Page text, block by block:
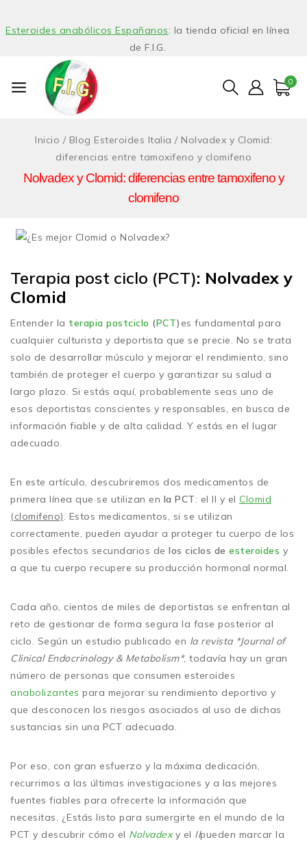
Esteroides anabólicos Españanos: la tienda oficial en línea
de F.I.G.
0
Inicio / Blog Esteroides Italia / Nolvadex y Clomid:
diferencias entre tamoxifeno y clomifeno
Nolvadex y Clomid: diferencias entre tamoxifeno y
clomifeno
Terapia post ciclo (PCT): Nolvadex y
Clomid
Entender la terapia postciclo (PCT) es fundamental para
cualquier culturista y deportista que se precie. No se trata
solo de desarrollar músculo y mejorar el rendimiento, sino
también de proteger el cuerpo y garantizar su salud a
largo plazo. Si estás aquí, probablemente seas uno de
esos deportistas conscientes y responsables, en busca de
información fiable y de alta calidad. Y estás en el lugar
adecuado.
En este artículo, descubriremos dos medicamentos de
primera línea que se utilizan en la PCT: el Il y el Clomid
(clomifeno) . Estos medicamentos, si se utilizan
correctamente, pueden ayudar a proteger tu cuerpo de los
posibles efectos secundarios de los ciclos de esteroides y
a que tu cuerpo recupere su producción hormonal normal.
Cada año, cientos de miles de deportistas se enfrentan al
reto de gestionar de forma segura la fase posterior al
ciclo. Según un estudio publicado en la revista *Journal of
Clinical Endocrinology & Metabolism*, todavía hay un gran
número de personas que consumen esteroides
anabolizantes para mejorar su rendimiento deportivo y
que desconocen los riesgos asociados al uso de dichas
sustancias sin una PCT adecuada.
Por eso, con gran esfuerzo y la máxima dedicación,
recurrimos a las últimas investigaciones y a las mejores
fuentes fiables para ofrecerte la información que
necesitas. ¿Estás listo para sumergirte en el mundo de la
PCT y descubrir cómo el Nolvadexy el Ilpueden marcar la